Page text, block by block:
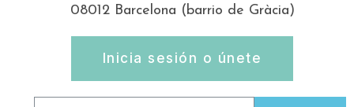
08012 Barcelona (barrio de Gràcia)
Inicia sesión o únete